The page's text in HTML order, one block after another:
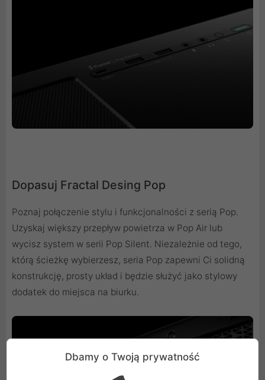
Dopasuj Fractal Desing Pop
Poznaj połączenie stylu i funkcjonalności z serią Pop.
Uzyskaj większy przepływ powietrza w Pop Air lub
wycisz system w serii Pop Silent. Niezależnie od tego,
którą ścieżkę wybierzesz, seria Pop zapewni Ci solidną
konstrukcję, prosty układ i będzie służyć jako stylowy
dodatek do miejsca na biurku.
Dbamy o Twoją prywatność